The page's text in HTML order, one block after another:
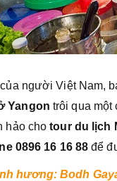
người Việt Nam,
Yangon trôi qua một
hảo chotour du lịch
0896 16 16 88để
hương: Bodh